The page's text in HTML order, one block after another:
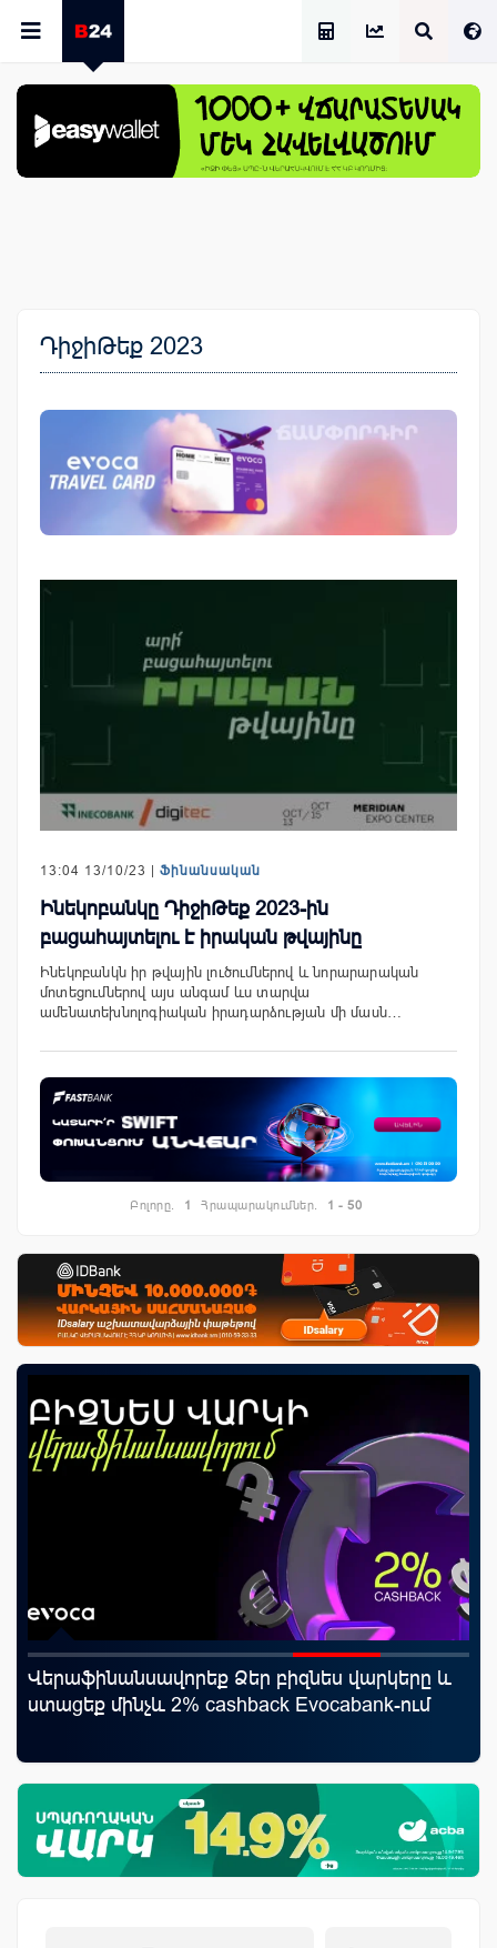
ԴիջիԹեք 2023
13:04 13/10/23 | Ֆինանսական
Ինեկոբանկը ԴիջիԹեք 2023-ին
բացահայտելու է իրական թվայինը
Ինեկոբանկն իր թվային լուծումներով և նորարարական
մոտեցումներով այս անգամ ևս տարվա
ամենատեխնոլոգիական իրադարձության մի մասն…
Բոլորը. 1 Հրապարակումներ. 1 - 50
Վերաֆինանսավորեք Ձեր բիզնես վարկերը և
ստացեք մինչև 2% cashback Evocabank-ում